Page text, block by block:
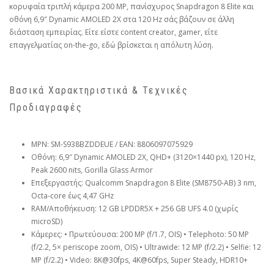
κορυφαία τριπλή κάμερα 200 MP, πανίσχυρος Snapdragon 8 Elite και
οθόνη 6,9″ Dynamic AMOLED 2X στα 120 Hz σάς βάζουν σε άλλη
διάσταση εμπειρίας. Είτε είστε content creator, gamer, είτε
επαγγελματίας on-the-go, εδώ βρίσκεται η απόλυτη λύση.
Βασικά Χαρακτηριστικά & Τεχνικές
Προδιαγραφές
MPN: SM-S938BZDDEUE / EAN: 8806097075929
Οθόνη: 6,9″ Dynamic AMOLED 2X, QHD+ (3120×1440 px), 120 Hz,
Peak 2600 nits, Gorilla Glass Armor
Επεξεργαστής: Qualcomm Snapdragon 8 Elite (SM8750-AB) 3 nm,
Octa-core έως 4,47 GHz
RAM/Αποθήκευση: 12 GB LPDDR5X + 256 GB UFS 4.0 (χωρίς
microSD)
Κάμερες: • Πρωτεύουσα: 200 MP (f/1.7, OIS) • Telephoto: 50 MP
(f/2.2, 5× periscope zoom, OIS) • Ultrawide: 12 MP (f/2.2) • Selfie: 12
MP (f/2.2) • Video: 8K@30fps, 4K@60fps, Super Steady, HDR10+